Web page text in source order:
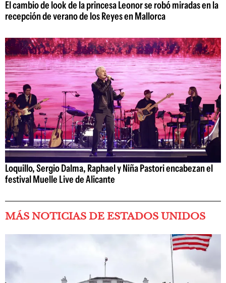
El cambio de look de la princesa Leonor se robó miradas en la
recepción de verano de los Reyes en Mallorca
Loquillo, Sergio Dalma, Raphael y Niña Pastori encabezan el
festival Muelle Live de Alicante
MÁS NOTICIAS DE ESTADOS UNIDOS